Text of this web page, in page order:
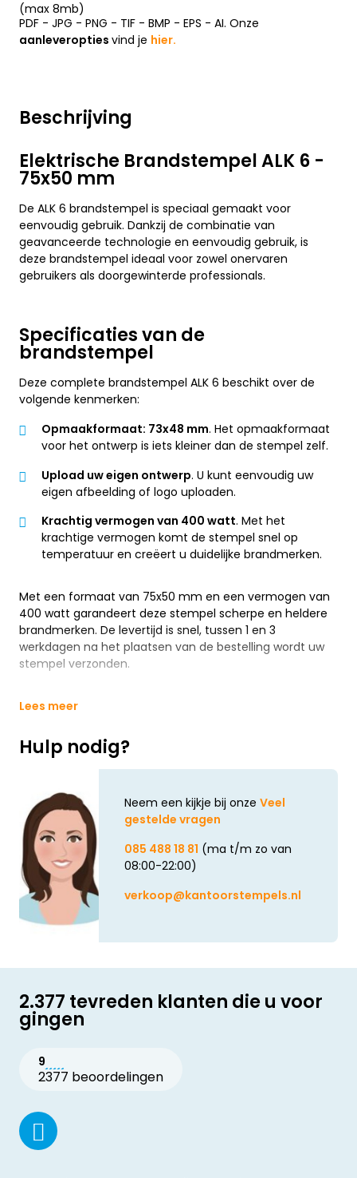
Beschrijving
Elektrische Brandstempel ALK 6 -
75x50 mm
De ALK 6 brandstempel is speciaal gemaakt voor
eenvoudig gebruik. Dankzij de combinatie van
geavanceerde technologie en eenvoudig gebruik, is
deze brandstempel ideaal voor zowel onervaren
gebruikers als doorgewinterde professionals.
Specificaties van de
brandstempel
Deze complete brandstempel ALK 6 beschikt over de
volgende kenmerken:
Opmaakformaat: 73x48 mm. Het opmaakformaat
voor het ontwerp is iets kleiner dan de stempel zelf.
Upload uw eigen ontwerp. U kunt eenvoudig uw
eigen afbeelding of logo uploaden.
Krachtig vermogen van 400 watt. Met het
krachtige vermogen komt de stempel snel op
temperatuur en creëert u duidelijke brandmerken.
Met een formaat van 75x50 mm en een vermogen van
400 watt garandeert deze stempel scherpe en heldere
brandmerken. De levertijd is snel, tussen 1 en 3
werkdagen na het plaatsen van de bestelling wordt uw
stempel verzonden.
Lees meer
Hulp nodig?
Neem een kijkje bij onze Veel
gestelde vragen
085 488 18 81 (ma t/m zo van
08:00-22:00)
verkoop@kantoorstempels.nl
(max 8mb)
PDF - JPG - PNG - TIF - BMP - EPS - AI. Onze
aanleveropties vind je hier.
2.377 tevreden klanten die u voor
gingen
9
2377 beoordelingen